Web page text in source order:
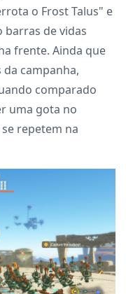
o Frost Talus" e
barras de vidas
frente. Ainda que
campanha,
comparado
uma gota no
repetem na